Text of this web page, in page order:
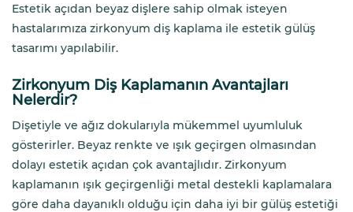
Estetik açıdan beyaz dişlere sahip olmak isteyen
hastalarımıza zirkonyum diş kaplama ile estetik gülüş
tasarımı yapılabilir.
Zirkonyum Diş Kaplamanın Avantajları
Nelerdir?
Dişetiyle ve ağız dokularıyla mükemmel uyumluluk
gösterirler. Beyaz renkte ve ışık geçirgen olmasından
dolayı estetik açıdan çok avantajlıdır. Zirkonyum
kaplamanın ışık geçirgenliği metal destekli kaplamalara
göre daha dayanıklı olduğu için daha iyi bir gülüş estetiği